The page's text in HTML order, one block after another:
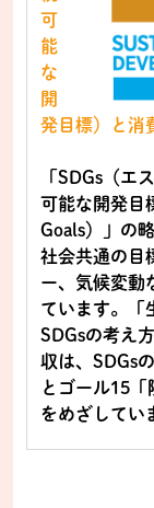
可
能
な
開
発目標）と消
「SDGs（エ
可能な開発目
Goals）」の
社会共通の目
ー、気候変動
ています。「
SDGsの考え
収は、SDGs
とゴール15
をめざしてい